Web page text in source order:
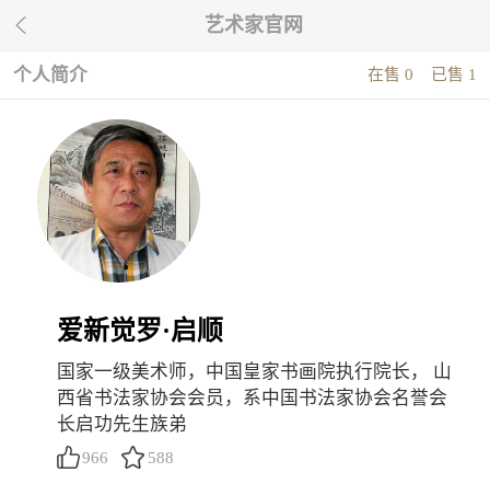
 艺术家官网
个人简介 在售 0 已售 1
爱新觉罗·启顺
国家一级美术师，中国皇家书画院执行院长， 山
西省书法家协会会员，系中国书法家协会名誉会
长启功先生族弟
966 588